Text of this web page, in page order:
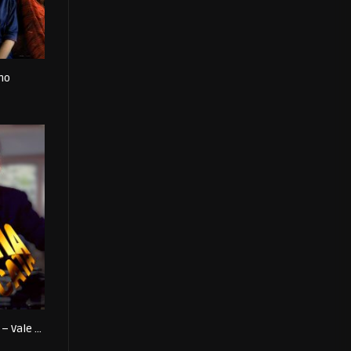
0
Rainha da Sucata – Vale a Pena Ver de Novo